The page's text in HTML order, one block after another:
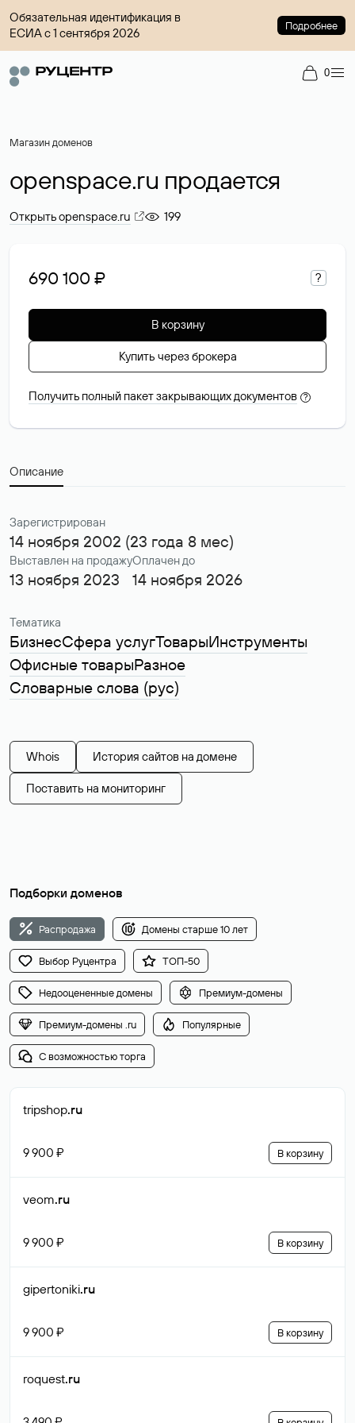
Обязательная идентификация в
ЕСИА с 1 сентября 2026
Подробнее
0
Магазин доменов
openspace.ru продается
Открыть openspace.ru 199
690 100 ₽ ?
В корзину
Купить через брокера
Получить полный пакет закрывающих документов ?
Описание
Зарегистрирован
14 ноября 2002 (23 года 8 мес)
Выставлен на продажу
13 ноября 2023
Оплачен до
14 ноября 2026
Тематика
БизнесСфера услугТоварыИнструменты
Офисные товарыРазное
Словарные слова (рус)
Whois История сайтов на домене
Поставить на мониторинг
Подборки доменов
Распродажа Домены старше 10 лет
Выбор Руцентра ТОП-50
Недооцененные домены Премиум-домены
Премиум-домены .ru Популярные
С возможностью торга
tripshop.ru
9 900 ₽ В корзину
veom.ru
9 900 ₽ В корзину
gipertoniki.ru
9 900 ₽ В корзину
roquest.ru